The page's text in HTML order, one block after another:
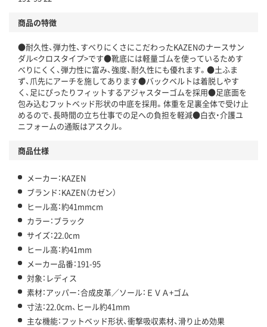
商品の特徴
●耐久性、弾力性、すべりにくさにこだわったKAZENのナースサン
ダル<クロスタイプ>です●靴底には軽量ゴムを使っているためす
べりにくく、弾力性に富み、強度、耐久性にも優れます。●土ふま
ず、爪先にアーチを施してあります●バックベルトは着脱しやす
く、足にぴったりフィットするアジャスターゴムを採用●足底面を
包み込むフットベッド形状の中底を採用。体重を足裏全体で受け止
めるので、長時間の立ち仕事での足への負担を軽減●白衣・介護ユ
ニフォームの通販はアスクル。
商品仕様
メーカー：KAZEN
ブランド：KAZEN（カゼン）
ヒール高：約41mmcm
カラー：ブラック
サイズ：22.0cm
ヒール高：約41mm
メーカー品番：191-95
対象：レディス
素材：アッパー：合成皮革／ソール：ＥＶＡ+ゴム
寸法：22.0cm、ヒール約41mm
主な機能：フットベッド形状、衝撃吸収素材、滑り止め効果